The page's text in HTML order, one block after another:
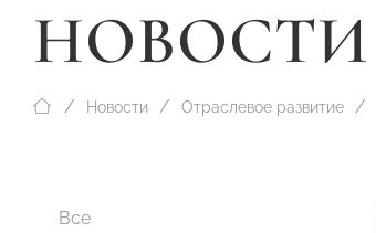
НОВОСТИ
Новости Отраслевое развитие
Все